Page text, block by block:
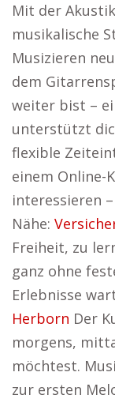
Mit der
musikalische
Musizieren
dem
weiter bist –
unterstützt
flexible
einem Online-
interessieren
Nähe:
Freiheit, zu
ganz ohne
Erlebnisse
Herborn Der
morgens,
möchtest.
zur ersten